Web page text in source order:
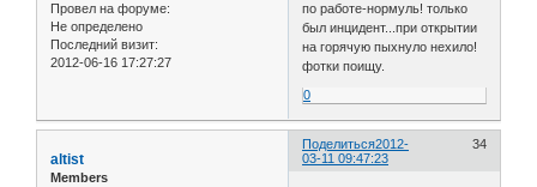
Провел на форуме:
Не определено
Последний визит:
2012-06-16 17:27:27
по работе-нормуль! только
был инцидент...при открытии
на горячую пыхнуло нехило!
фотки поищу.
0
Поделиться 34
2012-
03-11 09:47:23
altist
Members